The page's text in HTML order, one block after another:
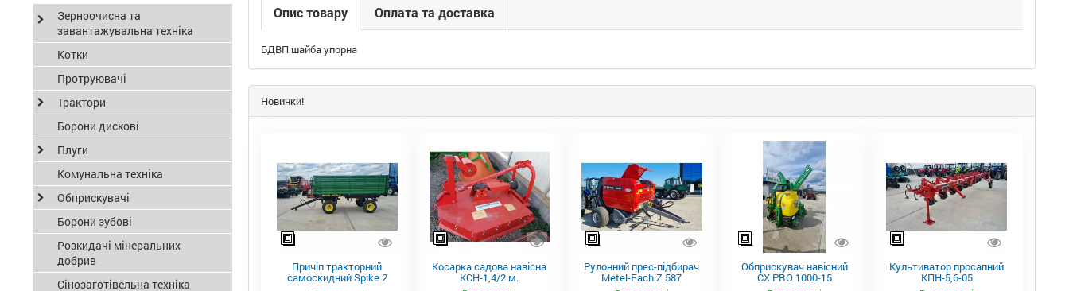
Опис товару Оплата та доставка
БДВП шайба упорна
Новинки!
Причіп тракторний
самоскидний Spike 2
Косарка садова навісна
КСН-1,4/2 м.
Рулонний прес-підбирач
Metel-Fach Z 587
Обприскувач навісний
CX PRO 1000-15
Культиватор просапний
КПН-5,6-05
Зерноочисна та
завантажувальна техніка
Котки
Протруювачі
Трактори
Борони дискові
Плуги
Комунальна техніка
Обприскувачі
Борони зубові
Розкидачі мінеральних
добрив
Сінозаготівельна техніка